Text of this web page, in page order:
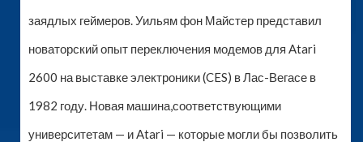
заядлых геймеров. Уильям фон Майстер представил
новаторский опыт переключения модемов для Atari
2600 на выставке электроники (CES) в Лас-Вегасе в
1982 году. Новая машина,соответствующими
университетам — и Atari — которые могли бы позволить